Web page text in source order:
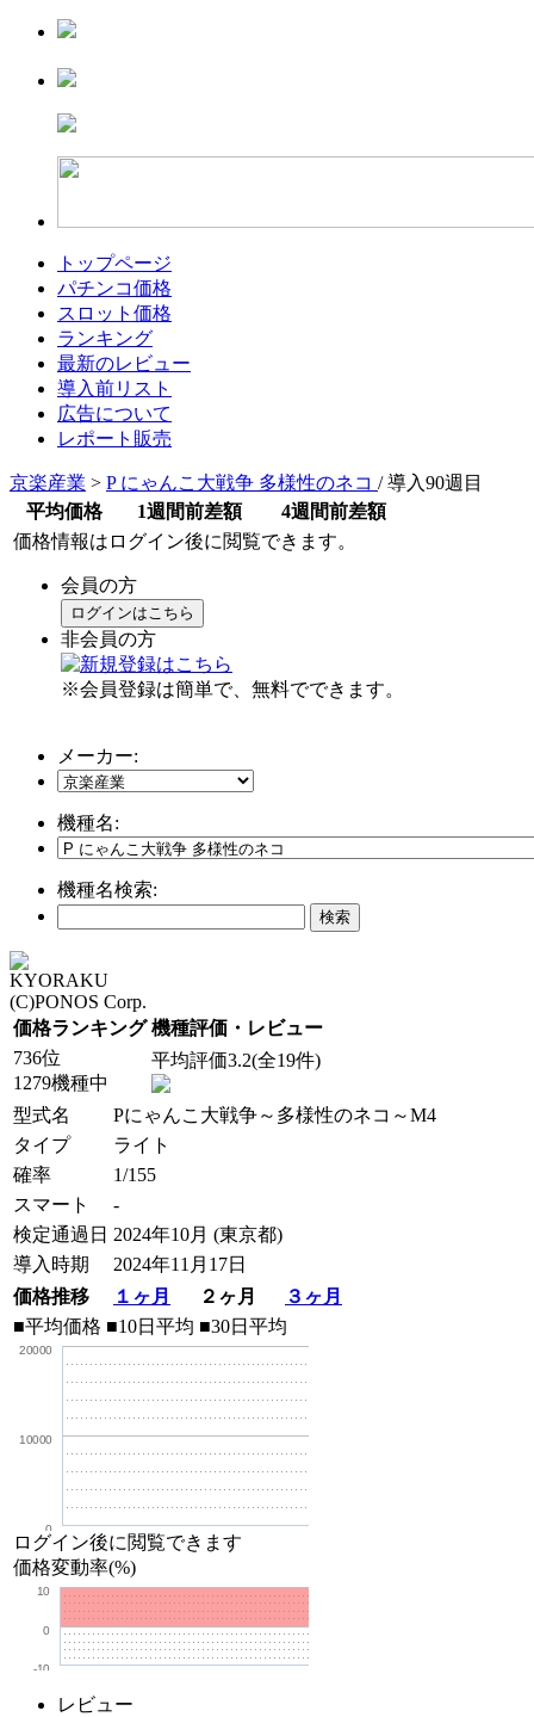
トップページ
パチンコ価格
スロット価格
ランキング
最新のレビュー
導入前リスト
広告について
レポート販売
京楽産業 > P にゃんこ大戦争 多様性のネコ / 導入90週目
平均価格
1週間前差額
4週間前差額
価格情報はログイン後に閲覧できます。
会員の方
ログインはこちら
非会員の方
※会員登録は簡単で、無料でできます。
メーカー:
機種名:
機種名検索:
KYORAKU
(C)PONOS Corp.
価格ランキング 機種評価・レビュー
736位
1279機種中
平均評価3.2(全19件)
型式名
Pにゃんこ大戦争～多様性のネコ～M4
タイプ
ライト
確率
1/155
スマート
-
検定通過日 2024年10月 (東京都)
導入時期
2024年11月17日
価格推移
１ヶ月 ２ヶ月
３ヶ月
■平均価格 ■10日平均 ■30日平均
0
10000
20000
ログイン後に閲覧できます
価格変動率(%)
-10
0
10
レビュー